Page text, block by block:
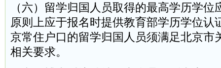
（六）留学归国人员取得的最高学历学
原则上应于报名时提供教育部学历学位认
京常住户口的留学归国人员须满足北京市
相关要求。